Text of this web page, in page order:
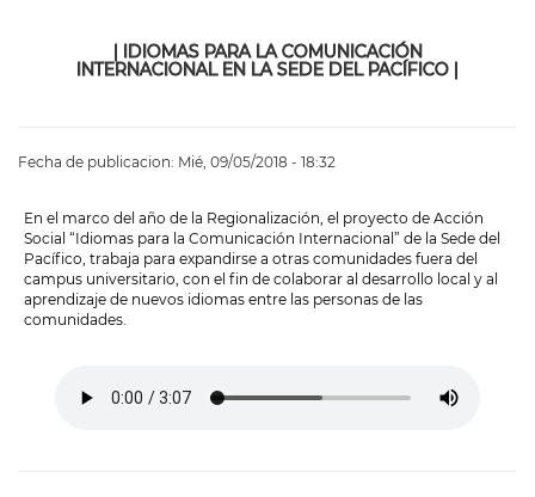
navegación
IDIOMAS PARA LA COMUNICACIÓN
INTERNACIONAL EN LA SEDE DEL PACÍFICO
Fecha de publicacion: Mié, 09/05/2018 - 18:32
En el marco del año de la Regionalización, el proyecto de Acción
Social “Idiomas para la Comunicación Internacional” de la Sede del
Pacífico, trabaja para expandirse a otras comunidades fuera del
campus universitario, con el fin de colaborar al desarrollo local y al
aprendizaje de nuevos idiomas entre las personas de las
comunidades.